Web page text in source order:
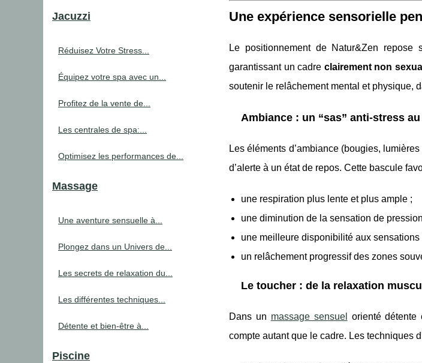
Une expérience sensorielle
Le positionnement de Natur&Zen
garantissant un cadre clairement non
soutenir le relâchement mental et physique,
Ambiance : un “sas” anti-stress
Les éléments d’ambiance (bougies,
d’alerte à un état de repos. Cette bascule
une respiration plus lente et plus ample ;
une diminution de la sensation de
une meilleure disponibilité aux sensations
un relâchement progressif des zones
Le toucher : de la relaxation
Dans un massage sensuel
orienté détente
compte autant que le cadre. Les techniques
Jacuzzi
Réduisez Votre Stress...
Équipez votre spa avec un...
Profitez de la vente de...
Les centrales de spa:...
Optimisez les performances de...
Massage
Une aventure sensuelle à...
Plongez dans un Univers de...
Les secrets de relaxation du...
Les différentes techniques...
Détente et bien-être à...
Piscine